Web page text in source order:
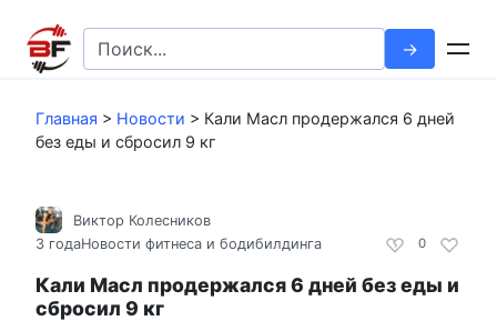
контенту
Search
for:
Главная > Новости > Кали Масл продержался 6 дней
без еды и сбросил 9 кг
0
Виктор Колесников
3 годаНовости фитнеса и бодибилдинга
Кали Масл продержался 6 дней без еды и
сбросил 9 кг